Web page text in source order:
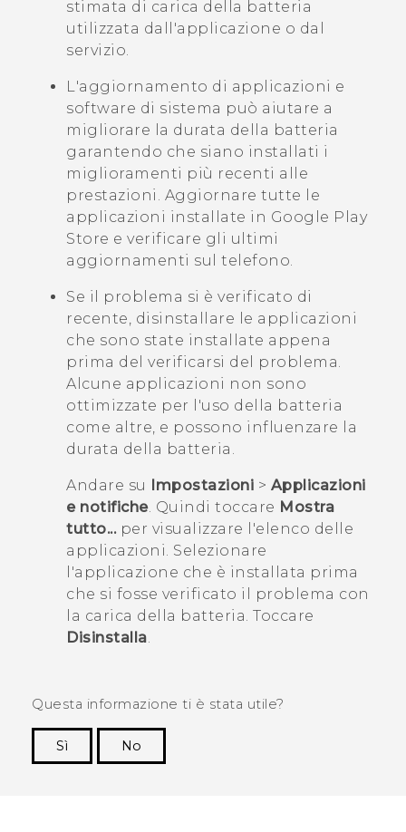
stimata di carica della batteria
utilizzata dall'applicazione o dal
servizio.
L'aggiornamento di applicazioni e
software di sistema può aiutare a
migliorare la durata della batteria
garantendo che siano installati i
miglioramenti più recenti alle
prestazioni. Aggiornare tutte le
applicazioni installate in Google Play
Store e verificare gli ultimi
aggiornamenti sul telefono.
Se il problema si è verificato di
recente, disinstallare le applicazioni
che sono state installate appena
prima del verificarsi del problema.
Alcune applicazioni non sono
ottimizzate per l'uso della batteria
come altre, e possono influenzare la
durata della batteria.
Andare su Impostazioni > Applicazioni
e notifiche. Quindi toccare Mostra
tutto...per visualizzare l'elenco delle
applicazioni. Selezionare
l'applicazione che è installata prima
che si fosse verificato il problema con
la carica della batteria. Toccare
Disinstalla.
Questa informazione ti è stata utile?
Sì
No